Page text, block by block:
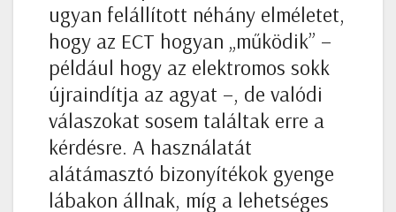
ugyan felállított néhány elméletet,
hogy az ECT hogyan „működik” –
például hogy az elektromos sokk
újraindítja az agyat –, de valódi
válaszokat sosem találtak erre a
kérdésre. A használatát
alátámasztó bizonyítékok gyenge
lábakon állnak, míg a lehetséges